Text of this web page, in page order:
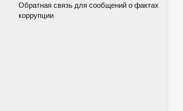
Обратная связь для сообщений о фактах
коррупции